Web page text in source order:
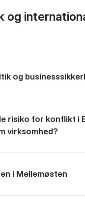
og
og
risiko for konflikt i
virksomhed?
i Mellemøsten